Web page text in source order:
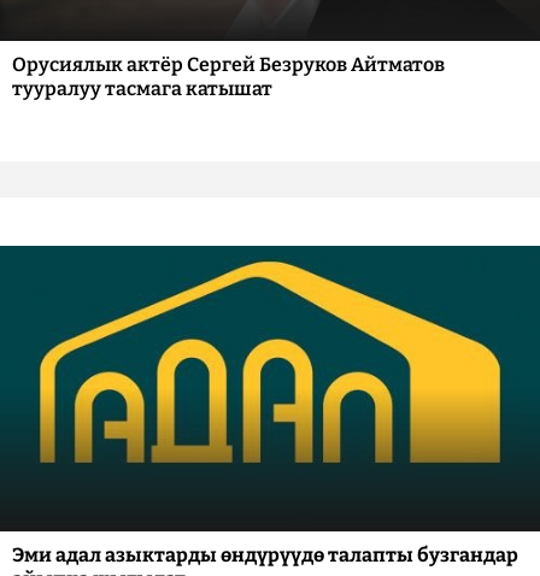
Орусиялык актёр Сергей Безруков Айтматов
тууралуу тасмага катышат
Эми адал азыктарды өндүрүүдө талапты бузгандар